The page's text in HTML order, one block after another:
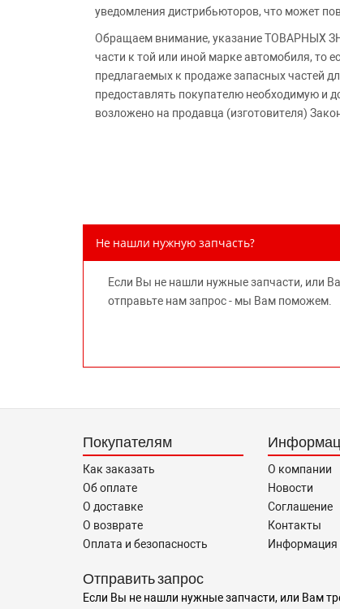
уведомления дистрибьюторов, что может
Обращаем внимание, указание ТОВАРНЫХ
части к той или иной марке автомобиля, то
предлагаемых к продаже запасных частей
предоставлять покупателю необходимую и
возложено на продавца (изготовителя)
Не нашли нужную запчасть?
Если Вы не нашли нужные запчасти, или
отправьте нам запрос - мы Вам поможем.
Покупателям
Как заказать
Об оплате
О доставке
О возврате
Оплата и безопасность
О компании
Новости
Соглашение
Контакты
Отправить запрос
Если Вы не нашли нужные запчасти, или Вам